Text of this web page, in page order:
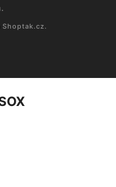
Shoptak.cz.